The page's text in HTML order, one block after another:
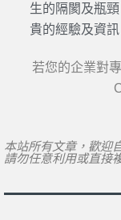
生的隔閡及瓶
貴的經驗及資訊
若您的企業對
本站所有文章，歡迎
請勿任意利用或直接